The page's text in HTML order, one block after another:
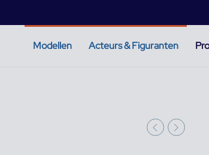
Modellen Acteurs & Figuranten